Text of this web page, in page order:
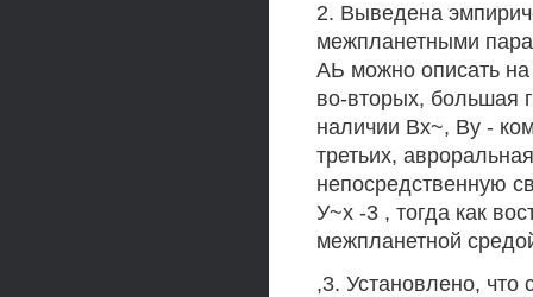
2. Выведена
межпланетными
АЬ можно описать на
во-вторых, большая
наличии Вх~, Ву -
третьих,
непосредственную
У~х -3 , тогда как
межпланетной
,3. Установлено, что